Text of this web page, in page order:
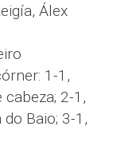
Álex
1-1,
2-1,
Baio; 3-1,